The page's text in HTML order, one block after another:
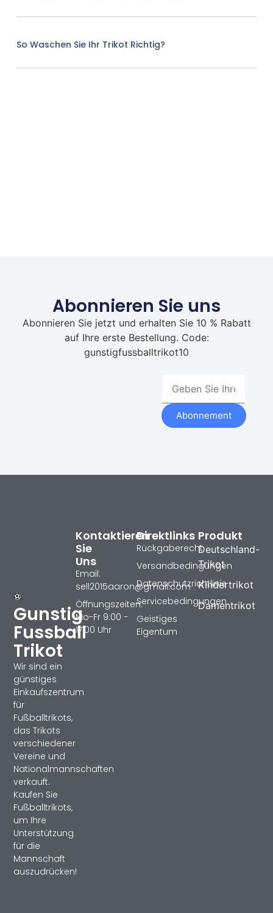
So Waschen Sie Ihr Trikot Richtig?
Abonnieren Sie uns
Abonnieren Sie jetzt und erhalten Sie 10 % Rabatt
auf Ihre erste Bestellung. Code:
gunstigfussballtrikot10
Abonnement
Gunstig
Fussball
Trikot
Wir sind ein
günstiges
Einkaufszentrum
für
Fußballtrikots,
das Trikots
verschiedener
Vereine und
Nationalmannschaften
verkauft.
Kaufen Sie
Fußballtrikots,
um Ihre
Unterstützung
für die
Mannschaft
auszudrücken!
Produkt
Deutschland-
Trikot
Kindertrikot
Damentrikot
Direktlinks
Rückgaberecht
Versandbedingungen
Datenschutzrichtlinie
Servicebedingungen
Geistiges
Eigentum
Kontaktieren
Sie
Uns
Email:
sell2015aaron@gmail.com
Öffnungszeiten:
Mo-Fr 9:00 -
17:00 Uhr